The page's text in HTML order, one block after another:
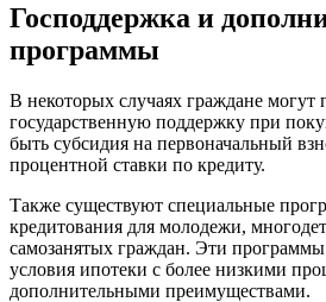
Господдержка и
программы
В некоторых случаях граждане могут
государственную поддержку при
быть субсидия на первоначальный
процентной ставки по кредиту.
Также существуют специальные
кредитования для молодежи,
самозанятых граждан. Эти
условия ипотеки с более низкими
дополнительными преимуществами.